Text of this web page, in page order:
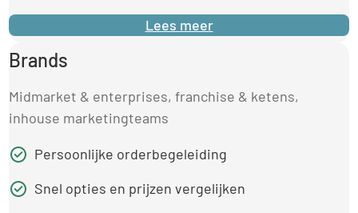
Lees meer
Brands
Midmarket & enterprises, franchise & ketens,
inhouse marketingteams
Persoonlijke orderbegeleiding
Snel opties en prijzen vergelijken